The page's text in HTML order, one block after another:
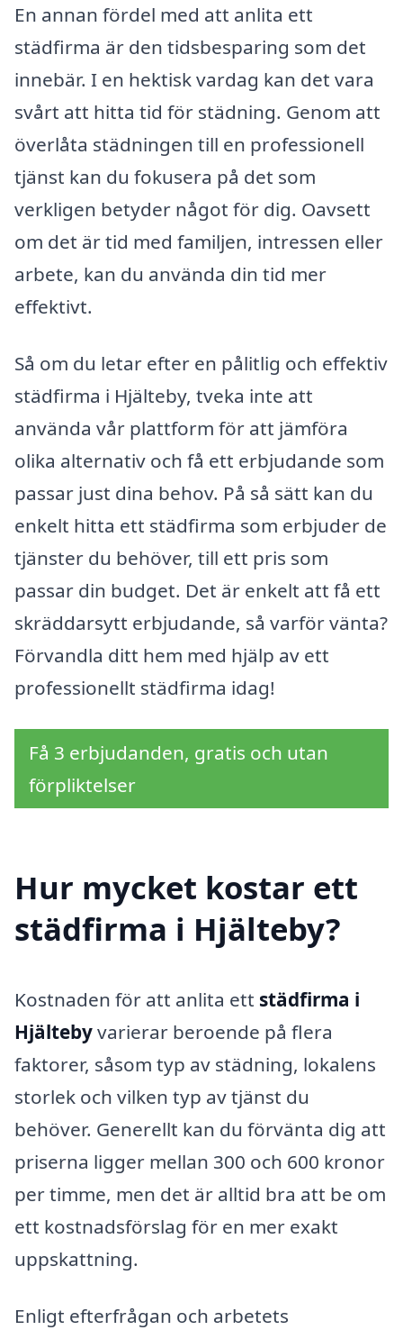
En annan fördel med att anlita ett
städfirma är den tidsbesparing som det
innebär. I en hektisk vardag kan det vara
svårt att hitta tid för städning. Genom att
överlåta städningen till en professionell
tjänst kan du fokusera på det som
verkligen betyder något för dig. Oavsett
om det är tid med familjen, intressen eller
arbete, kan du använda din tid mer
effektivt.
Så om du letar efter en pålitlig och effektiv
städfirma i Hjälteby, tveka inte att
använda vår plattform för att jämföra
olika alternativ och få ett erbjudande som
passar just dina behov. På så sätt kan du
enkelt hitta ett städfirma som erbjuder de
tjänster du behöver, till ett pris som
passar din budget. Det är enkelt att få ett
skräddarsytt erbjudande, så varför vänta?
Förvandla ditt hem med hjälp av ett
professionellt städfirma idag!
Få 3 erbjudanden, gratis och utan
förpliktelser
Hur mycket kostar ett
städfirma i Hjälteby?
Kostnaden för att anlita ett städfirma i
Hjältebyvarierar beroende på flera
faktorer, såsom typ av städning, lokalens
storlek och vilken typ av tjänst du
behöver. Generellt kan du förvänta dig att
priserna ligger mellan 300 och 600 kronor
per timme, men det är alltid bra att be om
ett kostnadsförslag för en mer exakt
uppskattning.
Enligt efterfrågan och arbetets